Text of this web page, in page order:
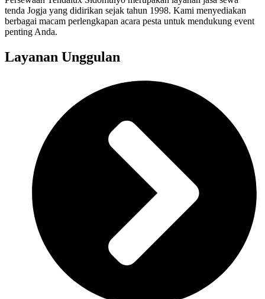
tenda Jogja yang didirikan sejak tahun 1998. Kami menyediakan
berbagai macam perlengkapan acara pesta untuk mendukung event
penting Anda.
Layanan Unggulan